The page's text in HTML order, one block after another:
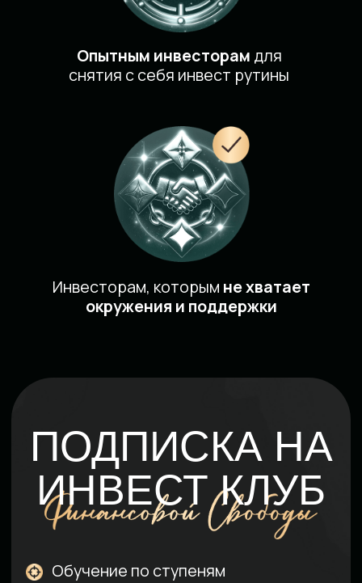
ВСЕ АНАЛИТИКИ
КОМАНДЫ
это реальные и действующие
практики с многолетним опытом
работы и впечатляющими
результатами. Получите их опыт,
поддержку в доступном и понятном